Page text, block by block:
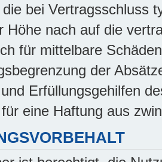
bei Vertragsschluss
Höhe nach auf die
für mittelbare
der
Erfüllungsgehilfen
eine Haftung aus